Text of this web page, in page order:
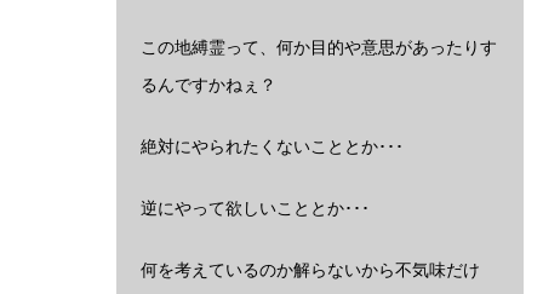
この地縛霊って、何か目的や意思があったりす
るんですかねぇ？
絶対にやられたくないこととか･･･
逆にやって欲しいこととか･･･
何を考えているのか解らないから不気味だけ